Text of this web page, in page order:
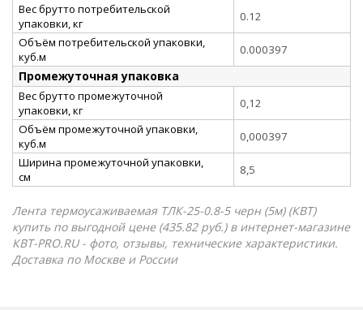
Вес брутто потребительской
упаковки, кг
0.12
Объём потребительской упаковки,
куб.м
0.000397
Промежуточная упаковка
Вес брутто промежуточной
упаковки, кг
0,12
Объём промежуточной упаковки,
куб.м
0,000397
Ширина промежуточной упаковки,
см
8,5
Лента термоусаживаемая ТЛК-25-0.8-5 черн (5м) (КВТ)
купить по выгодной цене (435.82 руб.) в интернет-магазине
КВТ-PRO.RU - фото, отзывы, технические характеристики.
Доставка по Москве и России